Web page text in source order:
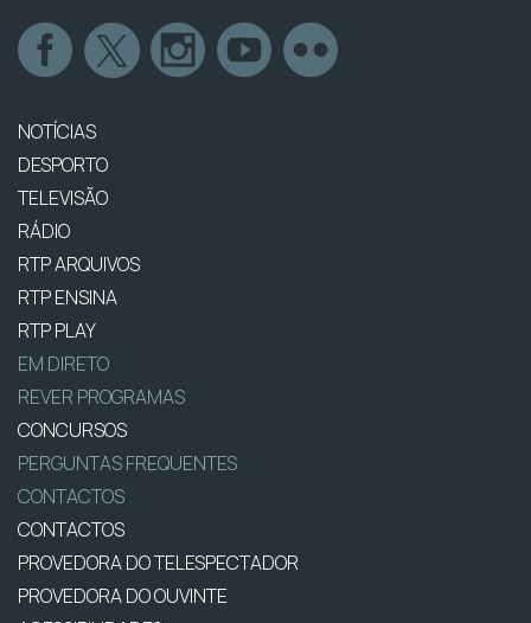
NOTÍCIAS
DESPORTO
TELEVISÃO
RÁDIO
RTP ARQUIVOS
RTP ENSINA
RTP PLAY
EM DIRETO
REVER PROGRAMAS
CONCURSOS
PERGUNTAS FREQUENTES
CONTACTOS
CONTACTOS
PROVEDORA DO TELESPECTADOR
PROVEDORA DO OUVINTE